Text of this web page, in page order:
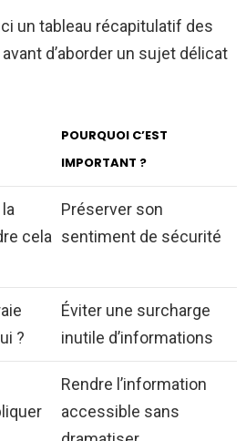
un tableau récapitulatif des
d’aborder un sujet délicat
POURQUOI C’EST
IMPORTANT ?
cela
Préserver son
sentiment de sécurité
?
Éviter une surcharge
inutile d’informations
Rendre l’information
accessible sans